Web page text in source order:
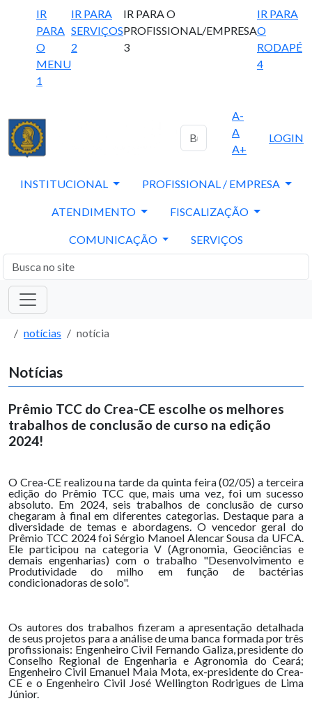
IR
PARA
O
MENU
1
IR PARA
SERVIÇOS
2
IR PARA O
PROFISSIONAL/EMPRESA
3
IR PARA
O
RODAPÉ
4
A-
A
A+
LOGIN
INSTITUCIONAL PROFISSIONAL / EMPRESA
ATENDIMENTO FISCALIZAÇÃO
COMUNICAÇÃO SERVIÇOS
notícias notícia
Notícias
Prêmio TCC do Crea-CE escolhe os melhores
trabalhos de conclusão de curso na edição
2024!
O Crea-CE realizou na tarde da quinta feira (02/05) a terceira
edição do Prêmio TCC que, mais uma vez, foi um sucesso
absoluto. Em 2024, seis trabalhos de conclusão de curso
chegaram à final em diferentes categorias. Destaque para a
diversidade de temas e abordagens. O vencedor geral do
Prêmio TCC 2024 foi Sérgio Manoel Alencar Sousa da UFCA.
Ele participou na categoria V (Agronomia, Geociências e
demais engenharias) com o trabalho "Desenvolvimento e
Produtividade do milho em função de bactérias
condicionadoras de solo".
Os autores dos trabalhos fizeram a apresentação detalhada
de seus projetos para a análise de uma banca formada por três
profissionais: Engenheiro Civil Fernando Galiza, presidente do
Conselho Regional de Engenharia e Agronomia do Ceará;
Engenheiro Civil Emanuel Maia Mota, ex-presidente do Crea-
CE e o Engenheiro Civil José Wellington Rodrigues de Lima
Júnior.